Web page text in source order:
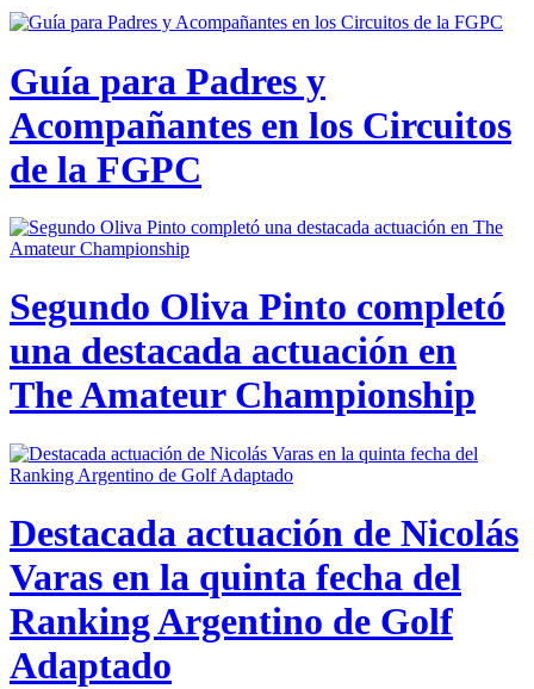
Guía para Padres y
Acompañantes en los Circuitos
de la FGPC
Segundo Oliva Pinto completó
una destacada actuación en
The Amateur Championship
Destacada actuación de Nicolás
Varas en la quinta fecha del
Ranking Argentino de Golf
Adaptado